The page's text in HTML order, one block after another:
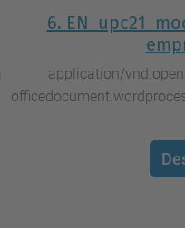
6.
application/